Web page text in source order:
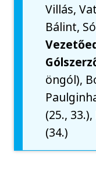
Villás,
Bálint,
öngól),
(25.,
(34.)